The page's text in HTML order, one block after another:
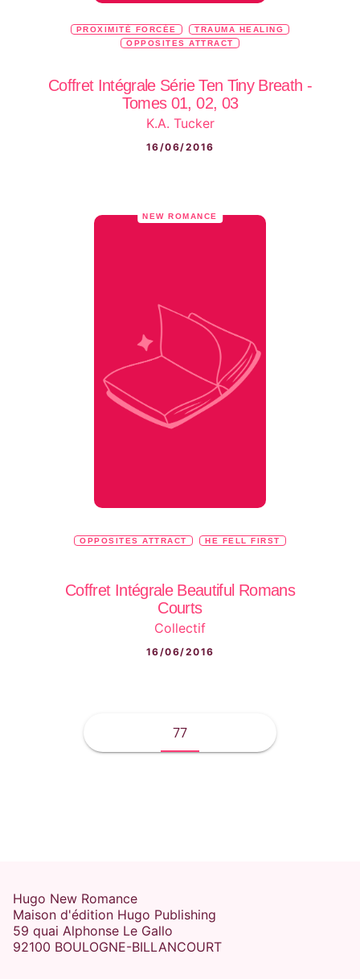
PROXIMITÉ FORCÉE
TRAUMA HEALING
OPPOSITES ATTRACT
Coffret Intégrale Série Ten Tiny Breath -
Tomes 01, 02, 03
K.A. Tucker
16/06/2016
NEW ROMANCE
OPPOSITES ATTRACT HE FELL FIRST
Coffret Intégrale Beautiful Romans
Courts
Collectif
16/06/2016
77
Hugo New Romance
Maison d'édition Hugo Publishing
59 quai Alphonse Le Gallo
92100 BOULOGNE-BILLANCOURT